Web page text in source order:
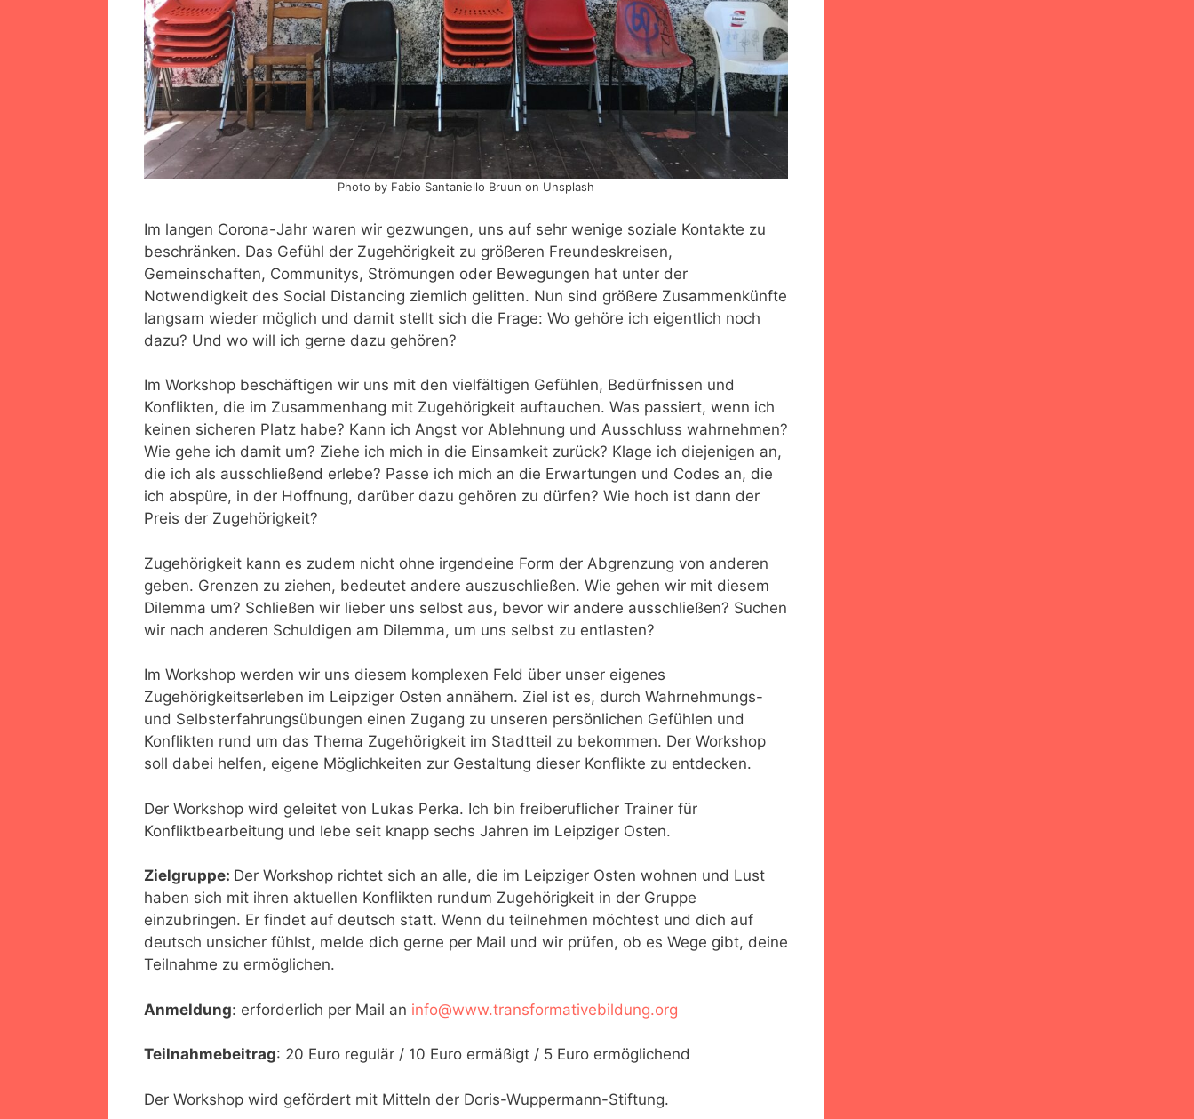
Photo by Fabio Santaniello Bruun on Unsplash
Im langen Corona-Jahr waren wir gezwungen, uns auf sehr wenige soziale Kontakte zu
beschränken. Das Gefühl der Zugehörigkeit zu größeren Freundeskreisen,
Gemeinschaften, Communitys, Strömungen oder Bewegungen hat unter der
Notwendigkeit des Social Distancing ziemlich gelitten. Nun sind größere Zusammenkünfte
langsam wieder möglich und damit stellt sich die Frage: Wo gehöre ich eigentlich noch
dazu? Und wo will ich gerne dazu gehören?
Im Workshop beschäftigen wir uns mit den vielfältigen Gefühlen, Bedürfnissen und
Konflikten, die im Zusammenhang mit Zugehörigkeit auftauchen. Was passiert, wenn ich
keinen sicheren Platz habe? Kann ich Angst vor Ablehnung und Ausschluss wahrnehmen?
Wie gehe ich damit um? Ziehe ich mich in die Einsamkeit zurück? Klage ich diejenigen an,
die ich als ausschließend erlebe? Passe ich mich an die Erwartungen und Codes an, die
ich abspüre, in der Hoffnung, darüber dazu gehören zu dürfen? Wie hoch ist dann der
Preis der Zugehörigkeit?
Zugehörigkeit kann es zudem nicht ohne irgendeine Form der Abgrenzung von anderen
geben. Grenzen zu ziehen, bedeutet andere auszuschließen. Wie gehen wir mit diesem
Dilemma um? Schließen wir lieber uns selbst aus, bevor wir andere ausschließen? Suchen
wir nach anderen Schuldigen am Dilemma, um uns selbst zu entlasten?
Im Workshop werden wir uns diesem komplexen Feld über unser eigenes
Zugehörigkeitserleben im Leipziger Osten annähern. Ziel ist es, durch Wahrnehmungs-
und Selbsterfahrungsübungen einen Zugang zu unseren persönlichen Gefühlen und
Konflikten rund um das Thema Zugehörigkeit im Stadtteil zu bekommen. Der Workshop
soll dabei helfen, eigene Möglichkeiten zur Gestaltung dieser Konflikte zu entdecken.
Der Workshop wird geleitet von Lukas Perka. Ich bin freiberuflicher Trainer für
Konfliktbearbeitung und lebe seit knapp sechs Jahren im Leipziger Osten.
Zielgruppe: Der Workshop richtet sich an alle, die im Leipziger Osten wohnen und Lust
haben sich mit ihren aktuellen Konflikten rundum Zugehörigkeit in der Gruppe
einzubringen. Er findet auf deutsch statt. Wenn du teilnehmen möchtest und dich auf
deutsch unsicher fühlst, melde dich gerne per Mail und wir prüfen, ob es Wege gibt, deine
Teilnahme zu ermöglichen.
Anmeldung: erforderlich per Mail an info@www.transformativebildung.org
Teilnahmebeitrag: 20 Euro regulär / 10 Euro ermäßigt / 5 Euro ermöglichend
Der Workshop wird gefördert mit Mitteln der Doris-Wuppermann-Stiftung.